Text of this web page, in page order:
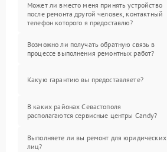
Может ли вместо меня принять устройство
после ремонта другой человек, контактный
телефон которого я предоставлю?
Возможно ли получать обратную связь в
процессе выполнения ремонтных работ?
Какую гарантию вы предоставляете?
В каких районах Севастополя
располагаются сервисные центры Candy?
Выполняете ли вы ремонт для юридических
лиц?